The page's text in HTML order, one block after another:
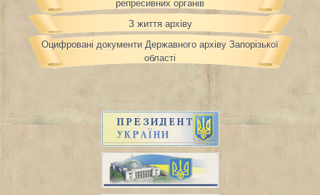
репресивних органів
З життя архіву
Оцифровані документи Державного архіву Запорізької
області